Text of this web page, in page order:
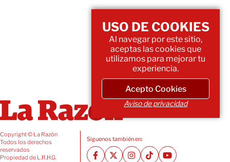
Copyright © La Razón
Todos los derechos
reservados
Propiedad de L.R.H.G.
Siguenos también en:
USO DE COOKIES
Al navegar por este sitio,
aceptas las cookies que
utilizamos para mejorar tu
experiencia.
Acepto Cookies
Aviso de privacidad